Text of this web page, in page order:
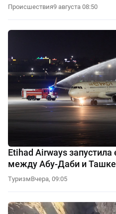
Происшествия9 августа 08:50
Etihad Airways
между Абу-Даби и
ТуризмВчера, 09:05